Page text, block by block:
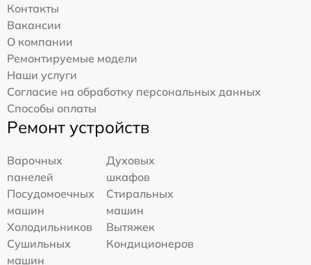
Контакты
Вакансии
О компании
Ремонтируемые модели
Наши услуги
Согласие на обработку персональных данных
Способы оплаты
Ремонт устройств
Варочных
панелей
Духовых
шкафов
Посудомоечных
машин
Стиральных
машин
Холодильников
Вытяжек
Сушильных
машин
Кондиционеров